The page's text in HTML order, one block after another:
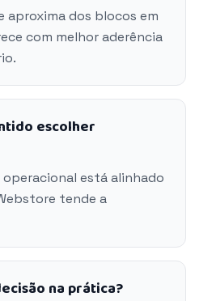
aproxima dos blocos em
com melhor aderência
escolher
está alinhado
tende a
na prática?